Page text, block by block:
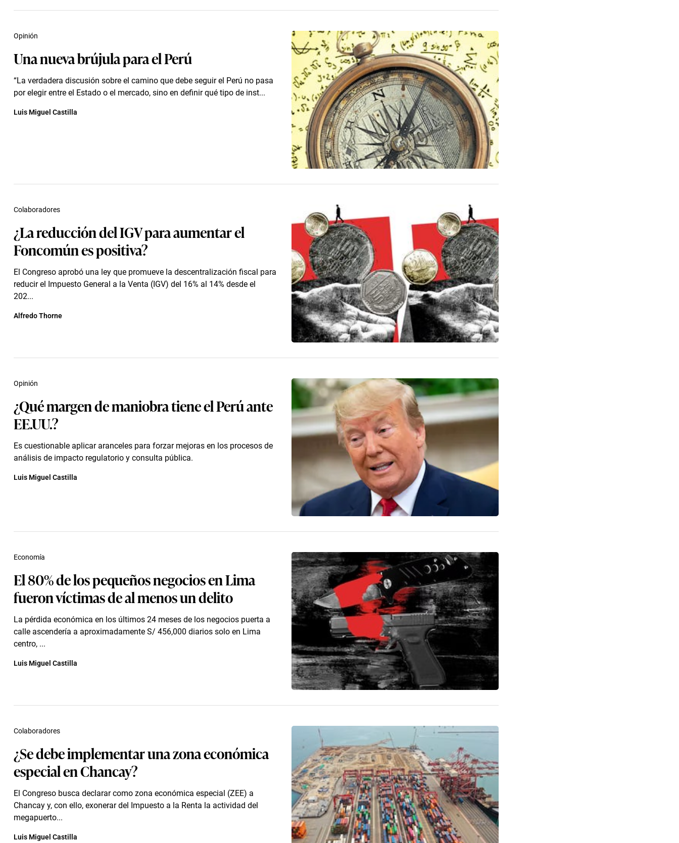
Una nueva brújula para el Perú
“La verdadera discusión sobre el camino que debe seguir el Perú no pasa
por elegir entre el Estado o el mercado, sino en definir qué tipo de inst...
Opinión
Luis Miguel Castilla
¿La reducción del IGV para aumentar el
Foncomún es positiva?
El Congreso aprobó una ley que promueve la descentralización fiscal para
reducir el Impuesto General a la Venta (IGV) del 16% al 14% desde el
202...
Colaboradores
Alfredo Thorne
¿Qué margen de maniobra tiene el Perú ante
EE.UU.?
Es cuestionable aplicar aranceles para forzar mejoras en los procesos de
análisis de impacto regulatorio y consulta pública.
Opinión
Luis Miguel Castilla
El 80% de los pequeños negocios en Lima
fueron víctimas de al menos un delito
La pérdida económica en los últimos 24 meses de los negocios puerta a
calle ascendería a aproximadamente S/ 456,000 diarios solo en Lima
centro, ...
Economía
Luis Miguel Castilla
¿Se debe implementar una zona económica
especial en Chancay?
El Congreso busca declarar como zona económica especial (ZEE) a
Chancay y, con ello, exonerar del Impuesto a la Renta la actividad del
megapuerto...
Colaboradores
Luis Miguel Castilla